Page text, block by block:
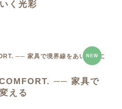
く光彩
NEW
── 家具で
える